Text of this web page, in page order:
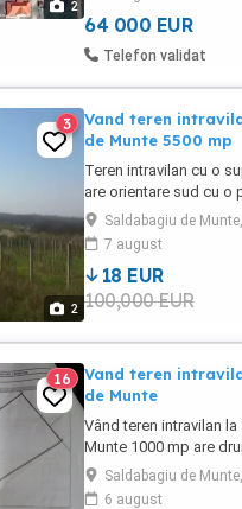
2
Magazinul Crișul: 10
64 000 EUR
Telefon validat
2
3
Vand teren
de Munte 5500 mp
Teren intravilan cu o
are orientare sud cu o
frumoasa... Este la o
km de magazinul
de acces ; Spitalul
Pescarilor , Str.
si prin com. Paleu .
Saldabagiu de
7 august
18 EUR
100,000 EUR
16
Vand teren
de Munte
Vând teren intravilan
Munte 1000 mp are
in apropiere.
Saldabagiu de
6 august